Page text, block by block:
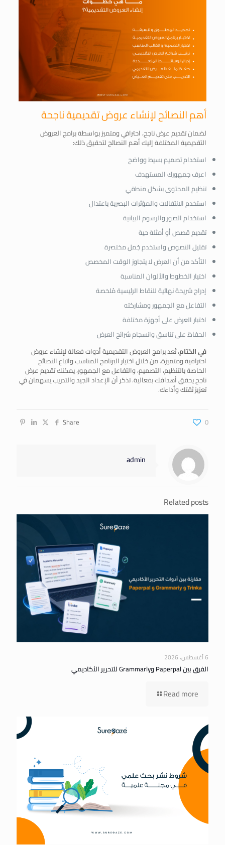
أهم النصائح لإنشاء عروض تقديمية ناجحة
لضمان تقديم عرض ناجح، احترافي ومتميز بواسطة برامج العروض
التقديمية المختلفة إليك أهم النصائح لتحقيق ذلك:
استخدام تصميم بسيط وواضح
اعرف جمهورك المستهدف
تنظيم المحتوى بشكل منطقي
استخدم الانتقالات والمؤثرات البصرية باعتدال
استخدام الصور والرسوم البيانية
تقديم قصص أو أمثلة حية
تقليل النصوص واستخدم جُمل مختصرة
التأكد من أن العرض لا يتجاوز الوقت المخصص
اختيار الخطوط والألوان المناسبة
إدراج شريحة نهائية للنقاط الرئيسية مُلخصة
التفاعل مع الجمهور ومشاركته
اختبار العرض على أجهزة مختلفة
الحفاظ على تناسق وانسجام شرائح العرض
في الختام، تُعد برامج العروض التقديمية أدوات فعالة لإنشاء عروض
احترافية ومتميزة. من خلال اختيار البرنامج المناسب واتباع النصائح
الخاصة بالتنظيم، التصميم، والتفاعل مع الجمهور، يمكنك تقديم عرض
ناجح يحقق أهدافك بفعالية. تذكر أن الإعداد الجيد والتدريب يسهمان في
تعزيز ثقتك وأداءك.
Share 0
admin
Related posts
6 أغسطس، 2026
الفرق بين Paperpal وGrammarly للتحرير الأكاديمي
Read more